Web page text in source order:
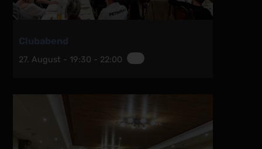
Clubabend
27. August - 19:30 - 22:00